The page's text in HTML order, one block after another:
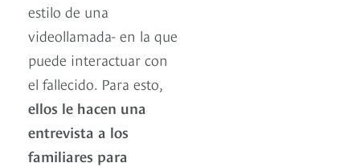
estilo de una
videollamada- en la que
puede interactuar con
el fallecido. Para esto,
ellos le hacen una
entrevista a los
familiares para